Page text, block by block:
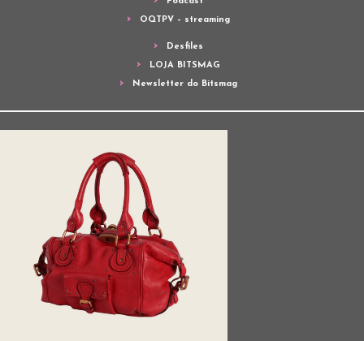
OQTPV – streaming
Desfiles
LOJA BITSMAG
Newsletter do Bitsmag